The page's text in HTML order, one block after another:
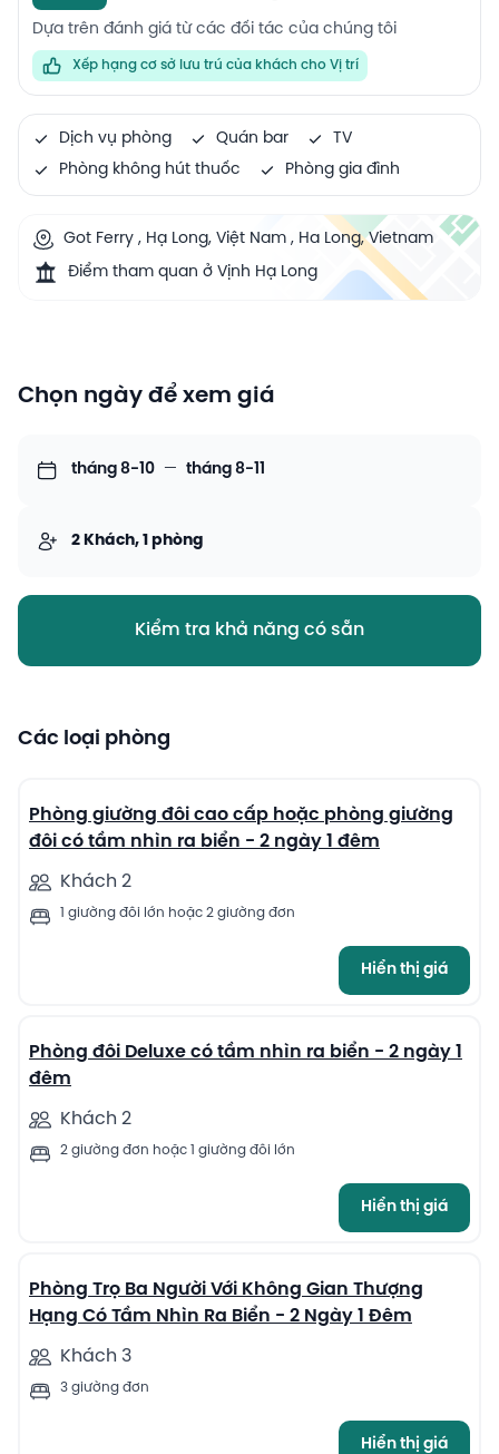
Dựa trên đánh giá từ các đối tác của chúng tôi
Xếp hạng cơ sở lưu trú của khách cho Vị trí
Dịch vụ phòng Quán bar
TV
Phòng không hút thuốc
Phòng gia đình
Got Ferry , Hạ Long, Việt Nam , Ha Long, Vietnam
Điểm tham quan ở Vịnh Hạ Long
Chọn ngày để xem giá
tháng 8-10 — tháng 8-11
2 Khách, 1 phòng
Kiểm tra khả năng có sẵn
Các loại phòng
Phòng giường đôi cao cấp hoặc phòng giường
đôi có tầm nhìn ra biển - 2 ngày 1 đêm
Khách 2
1 giường đôi lớn hoặc 2 giường đơn
Hiển thị giá
9
Phòng đôi Deluxe có tầm nhìn ra biển - 2 ngày 1
đêm
Khách 2
2 giường đơn hoặc 1 giường đôi lớn
Hiển thị giá
7
Phòng Trọ Ba Người Với Không Gian Thượng
Hạng Có Tầm Nhìn Ra Biển - 2 Ngày 1 Đêm
Khách 3
3 giường đơn
Hiển thị giá